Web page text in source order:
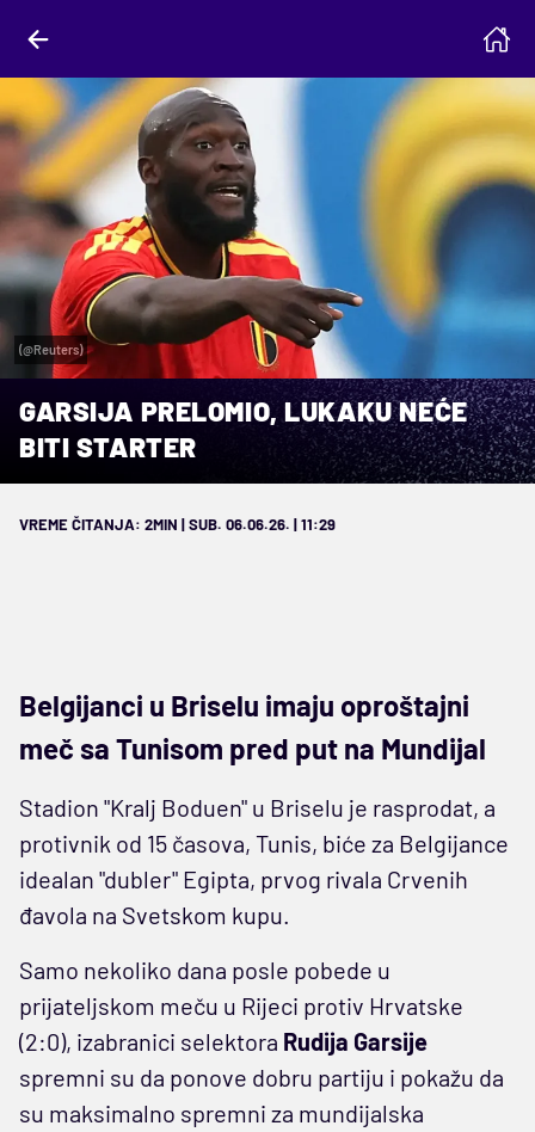
(@Reuters)
GARSIJA PRELOMIO, LUKAKU NEĆE
BITI STARTER
VREME ČITANJA: 2MIN | SUB. 06.06.26. | 11:29
Belgijanci u Briselu imaju oproštajni
meč sa Tunisom pred put na Mundijal
Stadion "Kralj Boduen" u Briselu je rasprodat, a
protivnik od 15 časova, Tunis, biće za Belgijance
idealan "dubler" Egipta, prvog rivala Crvenih
đavola na Svetskom kupu.
Samo nekoliko dana posle pobede u
prijateljskom meču u Rijeci protiv Hrvatske
(2:0), izabranici selektora Rudija Garsije
spremni su da ponove dobru partiju i pokažu da
su maksimalno spremni za mundijalska